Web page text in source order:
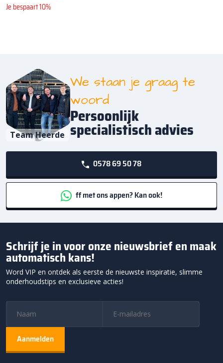
Je bespaart 10%
Team Heerde
We staan je graag te
woord
Persoonlijk
specialistisch advies
0578 69 50 78
ff met ons appen? Kan ook!
Schrijf je in voor onze nieuwsbrief en maak
automatisch kans!
Word VIP en ontdek als eerste de nieuwste inspiratie, slimme
onderhoudstips en exclusieve acties!